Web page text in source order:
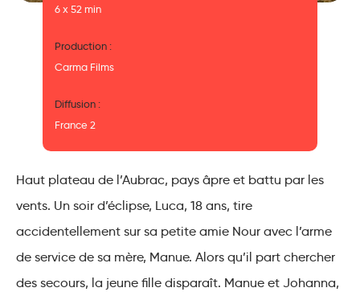
6 x 52 min
Production :
Carma Films
Diffusion :
France 2
Haut plateau de l’Aubrac, pays âpre et battu par les
vents. Un soir d’éclipse, Luca, 18 ans, tire
accidentellement sur sa petite amie Nour avec l’arme
de service de sa mère, Manue. Alors qu’il part chercher
des secours, la jeune fille disparaît. Manue et Johanna,